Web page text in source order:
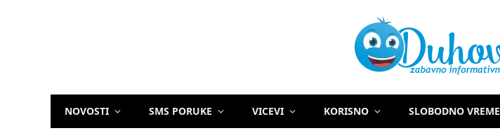
NOVOSTI SMS PORUKE VICEVI KORISNO SLOBODNO VREME